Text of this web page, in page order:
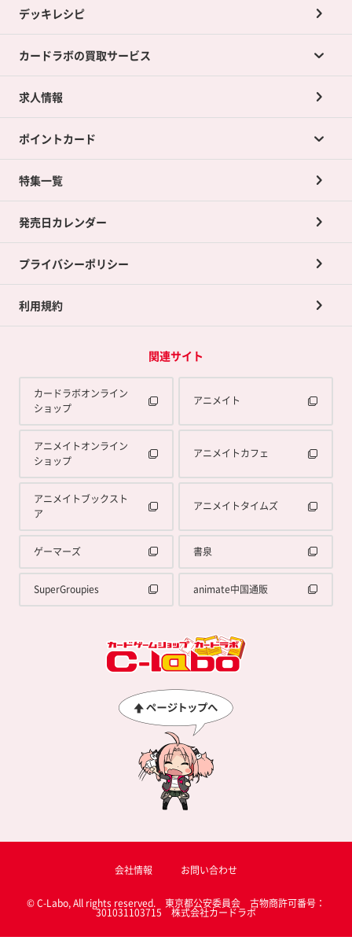
デッキレシピ
カードラボの買取サービス
カードラボの買取サービスTOP
店舗買取について
ネット買取について
買取承諾書について
求人情報
ポイントカード
ポイントカードTOP
ポイント交換景品
特集一覧
発売日カレンダー
プライバシーポリシー
利用規約
関連サイト
カードラボオンライン
ショップ
アニメイト
アニメイトオンライン
ショップ
アニメイトカフェ
アニメイトブックスト
ア
アニメイトタイムズ
ゲーマーズ 書泉
SuperGroupies animate中国通販
会社情報 お問い合わせ
© C-Labo, All rights reserved. 東京都公安委員会 古物商許可番号：
301031103715 株式会社カードラボ